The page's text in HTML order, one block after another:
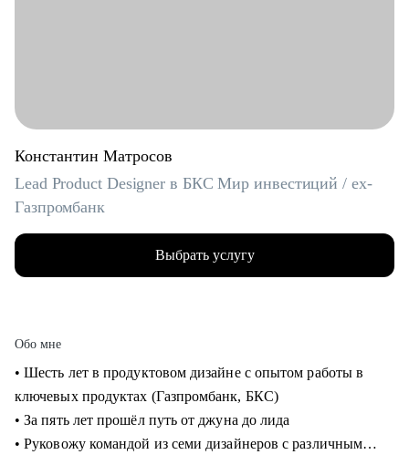
Константин Матросов
Lead Product Designer в БКС Мир инвестиций / ex-
Газпромбанк
Выбрать услугу
Обо мне
• Шесть лет в продуктовом дизайне с опытом работы в
ключевых продуктах (Газпромбанк, БКС)
• За пять лет прошёл путь от джуна до лида
• Руковожу командой из семи дизайнеров с различным